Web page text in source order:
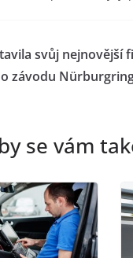
svůj nejnovější
závodu
se vám